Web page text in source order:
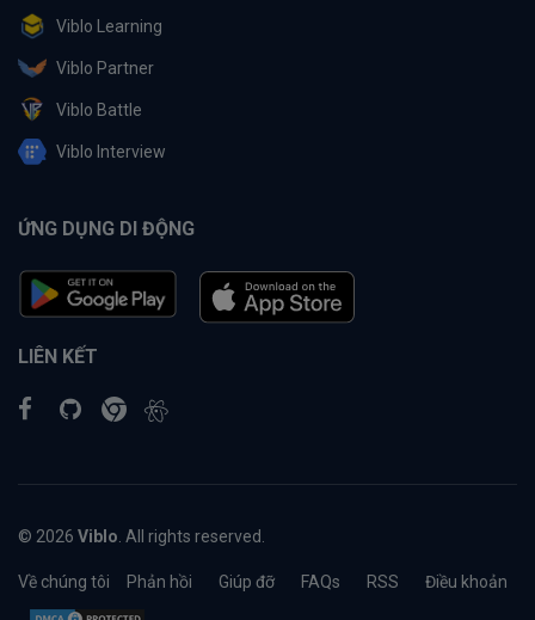
Viblo Learning
Viblo Partner
Viblo Battle
Viblo Interview
ỨNG DỤNG DI ĐỘNG
LIÊN KẾT
© 2026 Viblo . All rights reserved.
Về chúng tôi Phản hồi Giúp đỡ FAQs RSS Điều khoản